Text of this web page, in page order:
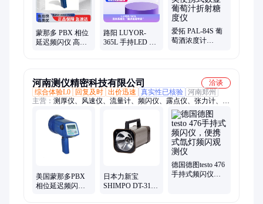
蒙那多 PBX 相位
延迟频闪仪 高精
路阳 LUYOR-
365L 手持LED 黑
爱拓 PAL-84S 葡
萄酒浓度计
河南测仪精密科技有限公司
洽谈
综合体验L0
回复及时 出价迅速 真实性已核验 河南郑州
主营： 测厚仪、风速仪、流量计、频闪仪、露点仪、张力计、光
泽度仪、扭矩仪、检漏仪、测力仪、附着力测试仪、温湿度仪
美国蒙那多PBX
相位延迟频闪仪
日本力新宝
SHIMPO DT-311P
德国德图testo 476
手持式频闪仪，